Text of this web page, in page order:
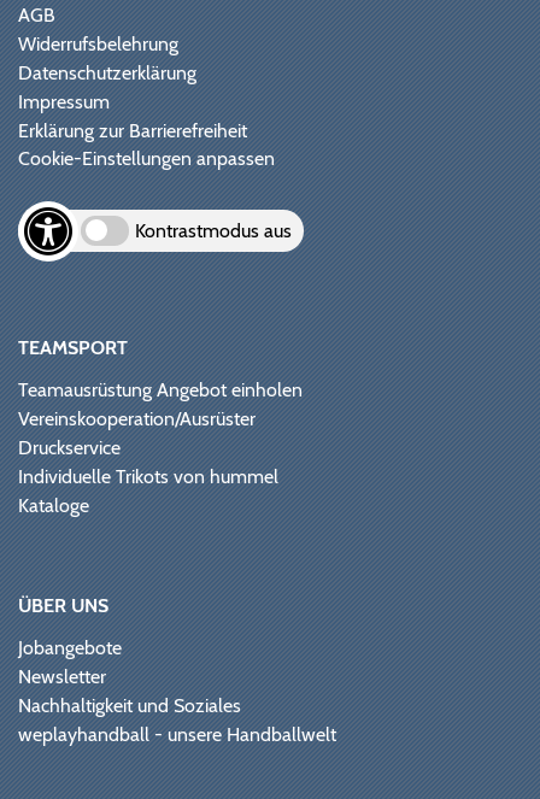
AGB
Widerrufsbelehrung
Datenschutzerklärung
Impressum
Erklärung zur Barrierefreiheit
Cookie-Einstellungen anpassen
Kontrastmodus aus
TEAMSPORT
Teamausrüstung Angebot einholen
Vereinskooperation/Ausrüster
Druckservice
Individuelle Trikots von hummel
Kataloge
ÜBER UNS
Jobangebote
Newsletter
Nachhaltigkeit und Soziales
weplayhandball - unsere Handballwelt